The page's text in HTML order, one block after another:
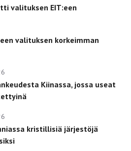
valituksen EIT:een
valituksen korkeimman
Kiinassa, jossa useat
kristillisiä järjestöjä